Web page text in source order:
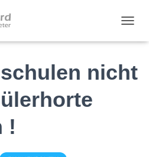
nicht
!